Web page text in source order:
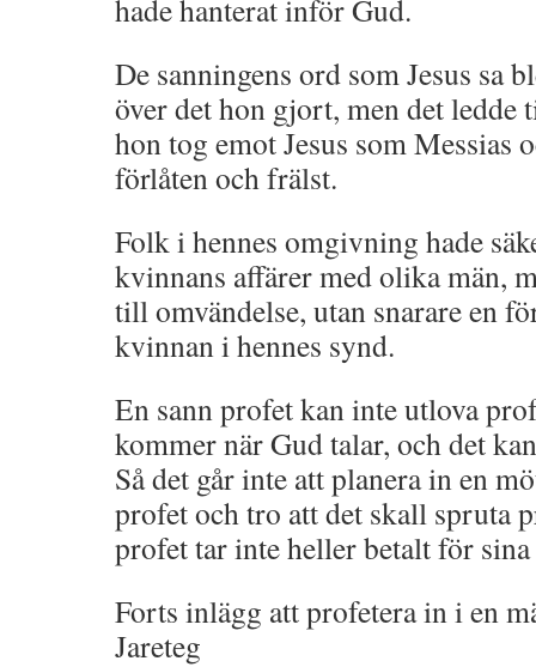
hade hanterat inför Gud.
De sanningens ord som Jesus sa
över det hon gjort, men det ledde
hon tog emot Jesus som Messias
förlåten och frälst.
Folk i hennes omgivning hade
kvinnans affärer med olika män,
till omvändelse, utan snarare en
kvinnan i hennes synd.
En sann profet kan inte utlova
kommer när Gud talar, och det
Så det går inte att planera in en
profet och tro att det skall spruta
profet tar inte heller betalt för
Forts inlägg att profetera in i en
Jareteg